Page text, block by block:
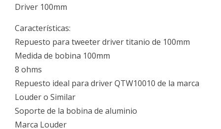
Driver 100mm
Características:
Repuesto para tweeter driver titanio de 100mm
Medida de bobina 100mm
8 ohms
Repuesto ideal para driver QTW10010 de la marca
Louder o Similar
Soporte de la bobina de aluminio
Marca Louder